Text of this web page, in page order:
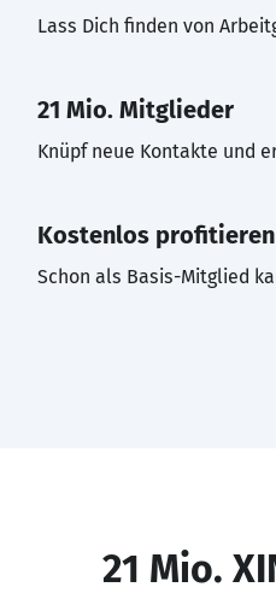
Lass Dich finden von
21 Mio. Mitglieder
Knüpf neue Kontakte und
Kostenlos profitieren
Schon als Basis-Mitglied
21 Mio.